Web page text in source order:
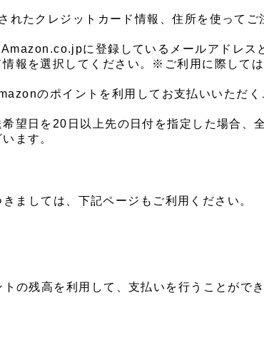
たクレジットカード情報、住所を使ってご
に登録しているメールアドレス
報を選択してください。※ご利用に際して
のポイントを利用してお支払いいただく
望日を20日以上先の日付を指定した場合、
ます。
ましては、下記ページもご利用ください。
の残高を利用して、支払いを行うことができ